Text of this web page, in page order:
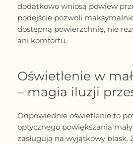
dodatkowo wniosą powiew
podejście pozwoli
dostępną powierzchnię, nie
ani komfortu.
Oświetlenie w
– magia iluzji
Odpowiednie oświetlenie to
optycznego powiększania
zasługują na wyjątkowy blask.